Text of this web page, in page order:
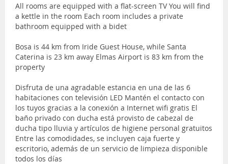
All rooms are equipped with a flat-screen TV You will find
a kettle in the room Each room includes a private
bathroom equipped with a bidet
Bosa is 44 km from Iride Guest House, while Santa
Caterina is 23 km away Elmas Airport is 83 km from the
property
Disfruta de una agradable estancia en una de las 6
habitaciones con televisión LED Mantén el contacto con
los tuyos gracias a la conexión a Internet wifi gratis El
baño privado con ducha está provisto de cabezal de
ducha tipo lluvia y artículos de higiene personal gratuitos
Entre las comodidades, se incluyen caja fuerte y
escritorio, además de un servicio de limpieza disponible
todos los días